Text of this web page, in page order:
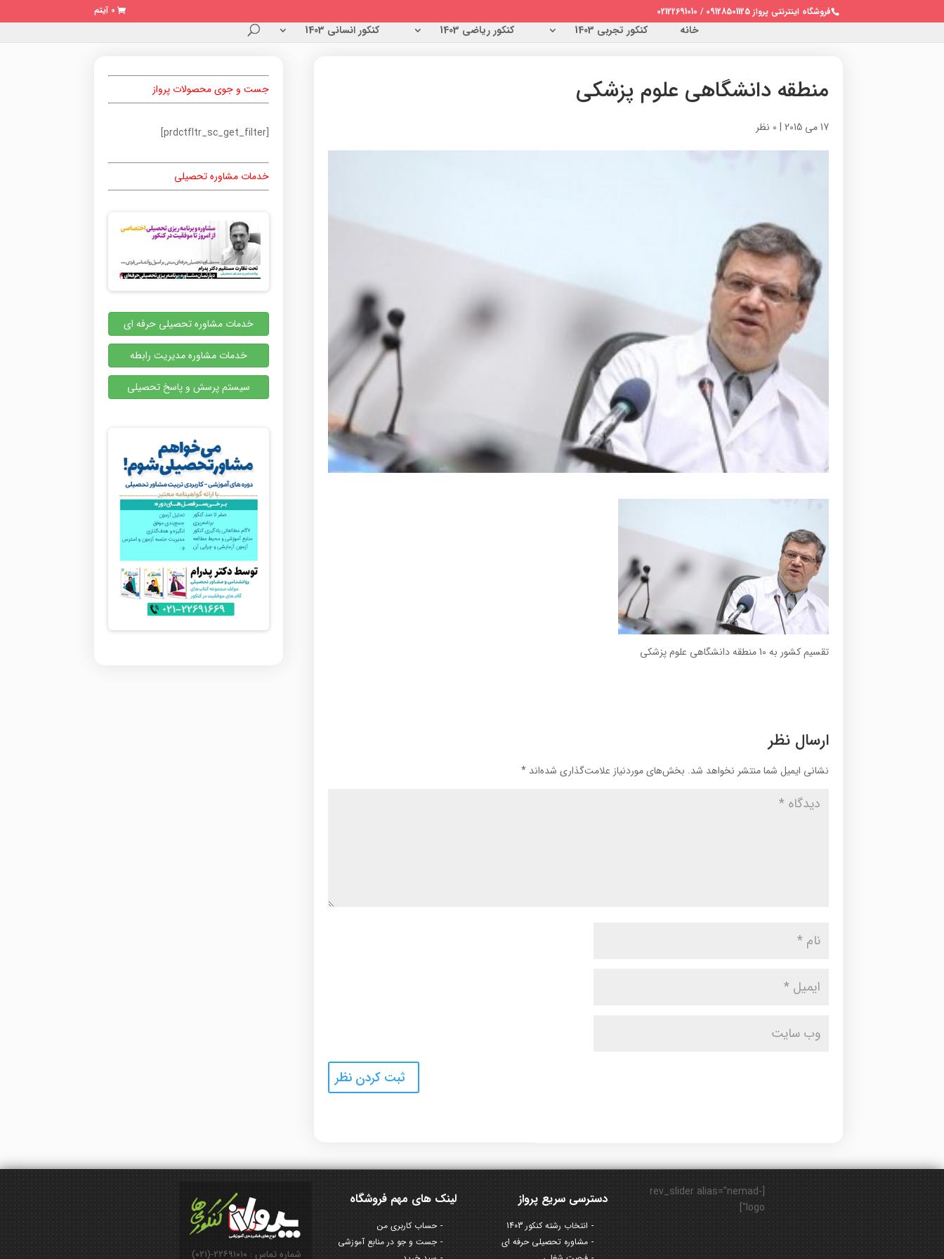
فروشگاه اینترنتی پرواز 09128501125 / 02122691010 0 آیتم
خانه کنکور تجربی 1403 کنکور ریاضی 1403 کنکور انسانی 1403
منطقه دانشگاهی علوم پزشکی
17 می 2015 | 0 نظر
تقسیم کشور به 10 منطقه دانشگاهی علوم پزشکی
ارسال نظر
نشانی ایمیل شما منتشر نخواهد شد. بخش‌های موردنیاز علامت‌گذاری شده‌اند*
جست و جوی محصولات پرواز
[prdctfltr_sc_get_filter]
خدمات مشاوره تحصیلی
خدمات مشاوره تحصیلی حرفه ای
خدمات مشاوره مدیریت رابطه
سیستم پرسش و پاسخ تحصیلی
شماره تماس : ۲۲۶۹۱۰۱۰-(۰۲۱)
لینک های مهم فروشگاه
حساب کاربری من
جست و جو در منابع آموزشی
دسترسی سریع پرواز
انتخاب رشته کنکور 1403
مشاوره تحصیلی حرفه ای
[rev_slider alias="nemad-
logo"]